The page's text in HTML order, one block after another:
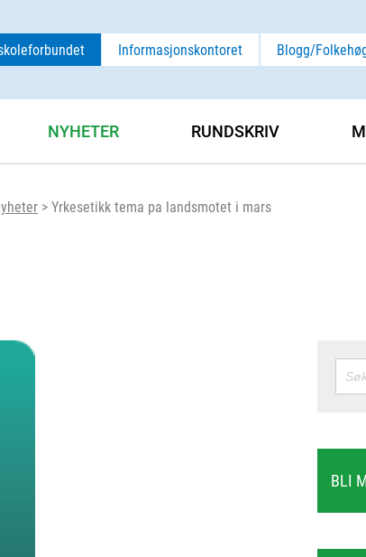
Informasjonskontoret Blogg/
>Yrkesetikk tema pa landsmotet i mars
NYHETER RUNDSKRIV
SØK
BLI